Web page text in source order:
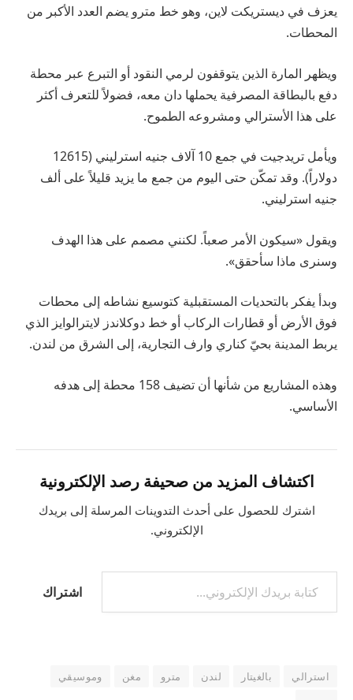
يعزف في ديستريكت لاين، وهو خط مترو يضم العدد الأكبر من
المحطات.
ويظهر المارة الذين يتوقفون لرمي النقود أو التبرع عبر محطة
دفع بالبطاقة المصرفية يحملها دان معه، فضولاً للتعرف أكثر
على هذا الأسترالي ومشروعه الطموح.
ويأمل تريدجيت في جمع 10 آلاف جنيه استرليني (12615
دولاراً). وقد تمكّن حتى اليوم من جمع ما يزيد قليلاً على ألف
جنيه استرليني.
ويقول «سيكون الأمر صعباً. لكنني مصمم على هذا الهدف
وسنرى ماذا سأحقق».
وبدأ يفكر بالتحديات المستقبلية كتوسيع نشاطه إلى محطات
فوق الأرض أو قطارات الركاب أو خط دوكلاندز لايترالوايز الذي
يربط المدينة بحيّ كناري وارف التجارية، إلى الشرق من لندن.
وهذه المشاريع من شأنها أن تضيف 158 محطة إلى هدفه
الأساسي.
اكتشاف المزيد من صحيفة رصد الإلكترونية
اشترك للحصول على أحدث التدوينات المرسلة إلى بريدك
الإلكتروني.
اشتراك
استرالي بالغيتار لندن مترو مغن
وموسيقي